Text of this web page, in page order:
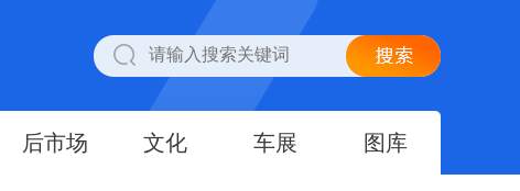
后市场 文化 车展 图库